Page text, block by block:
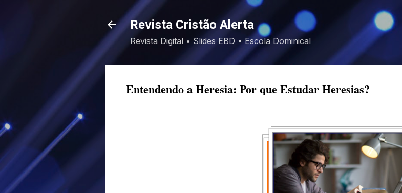
Pular para o conteúdo principal
Revista Cristão Alerta
Revista Digital • Slides EBD • Escola Dominical
Entendendo a Heresia: Por que Estudar Heresias?